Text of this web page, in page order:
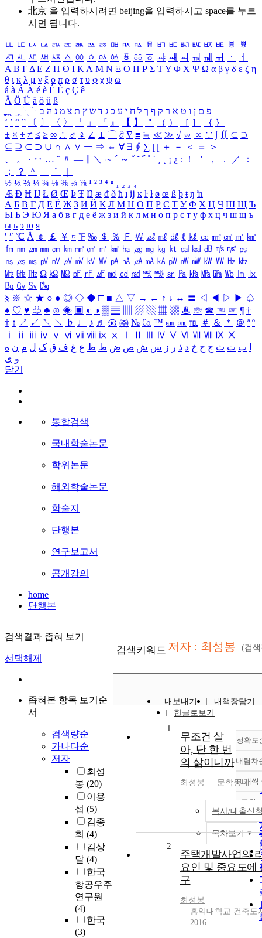
北京 을 입력하시려면 beijing을 입력하시고 space를 누르
시면 됩니다.
ㅥ ㅦ ㅧ ㅨ ㅩ ㅪ ㅫ ㅬ ㅭ ㅮ ㅯ ㅰ ㅱ ㅲ ㅳ ㅴ ㅵ ㅶ ㅷ ㅸ
ㅹ
ㅺ ㅻ ㅼ ㅽ ㅾ ㅿ ㆀ ㆁ ㆂ ㆃ ㆄ ㆅ ㆆ ㆇ ㆈ ㆉ ㆊ ㆋ ㆌ ㆍ
ㆎ
Α Β ΓΔ Ε Ζ Η Θ Ι ΚΛ Μ Ν Ξ Ο Π Ρ Σ ΤΥ Φ Χ Ψ Ω α β γ δ ε ζ η
θ ι κ λ μ ν ξ ο π ρ σ τ υ φ χ ψ ω
á à Á À é è É È ç Ç ê
Ä Ö Ü ä ö ü ß
ִֶֹ ֻּ ׁׂ פ ם ן ו ט א ר ק ף ך ל ח י ע כ ג ד ש ץ ת צ מ נ ה ב
‘ ’ “ ” 〔 〕 〈 〉 「 」 『 』 【 】 ＂ （ ） ［ ］ ｛ ｝
± × ÷ ≠ ≤ ≥ ∞ ∴ ♂ ♀ ∠ ⊥ ⌒ ∂ ∇ ≡ ≒ ≪ ≫ √ ∽ ∝ ∵ ∫ ∬ ∈ ∋
⊆ ⊇ ⊂ ⊃ ∪ ∩ ∧ ∨ ￢ ⇒ ⇔ ∀ ∃ ∮ ∑ ∏ ＋ － ＜ ＝
＞
、
。 · ‥ … ¨ 〃 ― ＼ ∼ ´ ～ ˇ ˘ ˝ ˚ ˙ ¸ ¡ ¿ ː ！ ＇ ， ． ／
：
；
？ ＾ ｀
½ ⅓ ⅔ ¼ ¾ ⅛ ⅜ ⅝ ⅞ ¹ ² ³ ⁴ ⁿ ₁ ₂ ₃ ₄
Æ Ð Ħ Ĳ Ł Ø Œ Þ Ŧ Ŋ æ đ ð ħ ı ĳ ĸ ŀ ł ø œ ß þ ŧ ŋ ŉ
А Б В Г Д Е Ё Ж З И Й К Л М Н О П Р С Т У Ф Х Ц Ч Ш Щ Ъ
Ы Ь Э Ю Я а б в г д е ё ж з и й к л м н о п р с т у ф х ц ч ш щ ъ
ы ь э ю я
′ ″ ℃ Å ￠ ￡ ￥ ¤ ℉ ‰ ＄ ％ Ｆ ￦ ㎕ ㎖ ㎗ ℓ ㎘ ㏄ ㎣ ㎤ ㎥ ㎦
㎙ ㎚ ㎛ ㎜ ㎝ ㎞ ㎟ ㎠ ㎡ ㎢ ㏊ ㎍ ㎎ ㎏ ㏏ ㎈ ㎉ ㏈ ㎧ ㎨ ㎰
㎱ ㎲ ㎳ ㎴ ㎵ ㎶ ㎷ ㎸ ㎹ ㎀ ㎁ ㎂ ㎃ ㎄ ㎺ ㎻ ㎽ ㎾ ㎿ ㎐ ㎑
㎒ ㎓ ㎔ Ω ㏀ ㏁ ㎊ ㎋ ㎌ ㏖ ㏅ ㎭ ㎮ ㎯ ㏛ ㎩ ㎪ ㎫ ㎬ ㏝ ㏐
㏓
㏃ ㏉ ㏜ ㏆
§ ※ ☆ ★ ○ ● ◎ ◇ ◆ □ ■ △ ▽ → ← ↑ ↓ ↔ 〓 ◁ ◀ ▷ ▶ ♤
♠ ♡ ♥ ♧ ♣ ⊙ ◈ ▣ ◐ ◑ ▒ ▤ ▨ ▧ ▦ ▩ ♨ ☏ ☎ ☜ ☞ ¶ †
‡ ↕ ↗ ↙ ↖ ↘ ♭ ♩ ♪ ♬ ㉿ ㈜ № ㏇ ™ ㏂ ㏘ ℡ ＃ ＆ ＊ ＠ ª º
ⅰ
ⅱ ⅲ ⅳ ⅴ ⅵ ⅶ ⅷ ⅸ ⅹ Ⅳ Ⅴ Ⅵ Ⅶ Ⅷ Ⅸ Ⅹ
ب ت ث ج ح خ د ذ ر ز س ش ص ض ط ظ ع غ ف ق ک ل م ن ه
و ی
닫기
통합검색
국내학술논문
학위논문
해외학술논문
학술지
단행본
연구보고서
공개강의
home
단행본
검색결과 좁혀 보기
선택해제
좁혀본 항목 보기순
서
검색량순
가나다순
저자
최성
봉 (20)
이용
섭 (5)
김종
희 (4)
김상
달 (4)
한국
항공우주
연구원
(4)
한국
(3)
검색키워드 저자 : 최성봉 (검
내보내기
내책장담기
한글로보기
정확도
내림차
10개씩
조회
1
무조건 살
아, 단 한 번
의 삶이니까
최성봉 문학동네
복사/대출신
목차보기
2
주택개발사업의
요인 및 중요도에
구
최성봉
홍익대학교 건축도
2016